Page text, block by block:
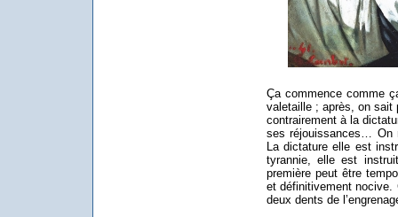
Ça commence comme
valetaille ; après, on sait
contrairement à la
ses réjouissances… On
La dictature elle est
tyrannie, elle est
première peut être
et définitivement nocive.
deux dents de